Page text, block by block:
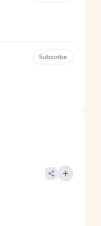
Subscribe